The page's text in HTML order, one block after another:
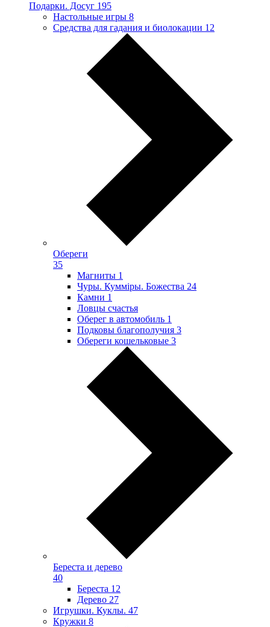
Подарки. Досуг 195
Настольные игры 8
Средства для гадания и биолокации 12
Обереги
35
Магниты 1
Чуры. Куммiры. Божества 24
Камни 1
Ловцы счастья
Оберег в автомобиль 1
Подковы благополучия 3
Обереги кошельковые 3
Береста и дерево
40
Береста 12
Дерево 27
Игрушки. Куклы. 47
Кружки 8